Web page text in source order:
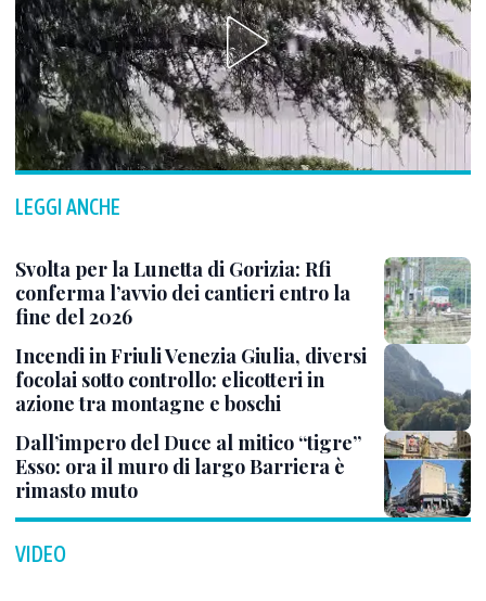
LEGGI ANCHE
Svolta per la Lunetta di Gorizia: Rfi
conferma l’avvio dei cantieri entro la
fine del 2026
Incendi in Friuli Venezia Giulia, diversi
focolai sotto controllo: elicotteri in
azione tra montagne e boschi
Dall’impero del Duce al mitico “tigre”
Esso: ora il muro di largo Barriera è
rimasto muto
VIDEO